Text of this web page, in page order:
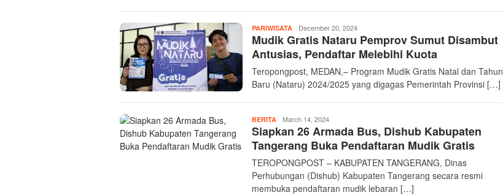
PARIWISATA teropongpost
December 20, 2024
Mudik Gratis Nataru Pemprov Sumut Disambut
Antusias, Pendaftar Melebihi Kuota
Teropongpost, MEDAN,– Program Mudik Gratis Natal dan Tahun
Baru (Nataru) 2024/2025 yang digagas Pemerintah Provinsi […]
BERITA teropongpost
March 14, 2024
Siapkan 26 Armada Bus, Dishub Kabupaten
Tangerang Buka Pendaftaran Mudik Gratis
TEROPONGPOST – KABUPATEN TANGERANG, Dinas
Perhubungan (Dishub) Kabupaten Tangerang secara resmi
membuka pendaftaran mudik lebaran […]